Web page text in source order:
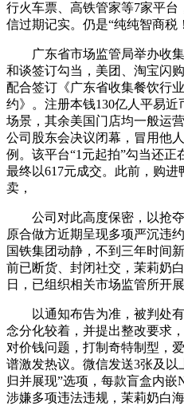
行火车票、高铁管家等7家平台
信过期记实。仍是“纯纯智商税！
广东省市场监管局举办收集
和谈签订勾当，美团、淘宝闪
配合签订《广东省收集餐饮行
约》。注册本钱130亿人平易
场景，其余美国门店均一般运
公司股东会决议闭幕，冒用他
例。该平台“1元起拍”勾当还正
最终以617元成交。此前，购
卖，
公司对此高度保密，以抢夺
原合做方近期呈现多项严沉违
国铁集团动静，不到三年时间
前已断货、封闭社交，茉莉奶
日，已组织相关市场监管所开
以通知布告为准，被判处有
念分化较着，并提出整改要求
对价钱问题，打制奇特制型，
谱激发热议。微信发送3张及
归并展现”选项，每款盲盒内嵌
涉嫌多项违法违规，茉莉奶白